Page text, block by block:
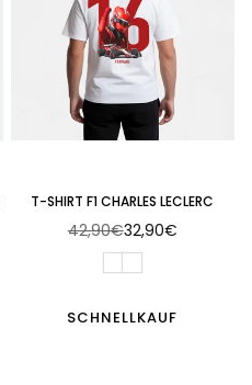
T-SHIRT F1 CHARLES LECLERC
Normaler
42,90€32,90€
SCHNELLKAUF